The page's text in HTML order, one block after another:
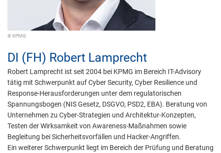
© KPMG
DI (FH) Robert Lamprecht
Robert Lamprecht ist seit 2004 bei KPMG im Bereich IT-Advisory
tätig mit Schwerpunkt auf Cyber Security, Cyber Resilience und
Response-Herausforderungen unter dem regulatorischen
Spannungsbogen (NIS Gesetz, DSGVO, PSD2, EBA). Beratung von
Unternehmen zu Cyber-Strategien und Architektur-Konzepten,
Testen der Wirksamkeit von Awareness-Maßnahmen sowie
Begleitung bei Sicherheitsvorfällen und Hacker-Angriffen.
Ein weiterer Schwerpunkt liegt im Bereich der Prüfung und Beratung